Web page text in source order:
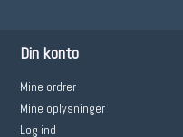
Din konto
Mine ordrer
Mine oplysninger
Log ind